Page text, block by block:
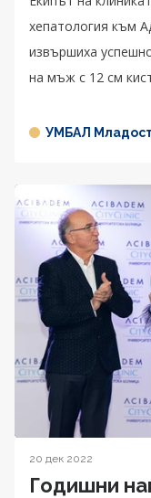
хепатология към
извършиха
на мъж с 12 см
УМБАЛ
20 дек 2022
Годишни